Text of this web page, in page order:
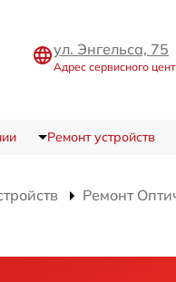
ул. Энгельса, 75
Адрес сервисного
Ремонт устройств
Ремонт